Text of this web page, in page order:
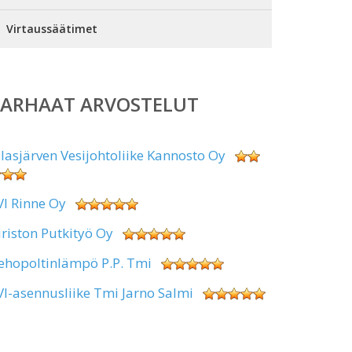
Virtaussäätimet
ARVOSTELUT
Vesijohtoliike Kannosto Oy
Rinne Oy
Putkityö Oy
P.P. Tmi
asennusliike Tmi Jarno Salmi